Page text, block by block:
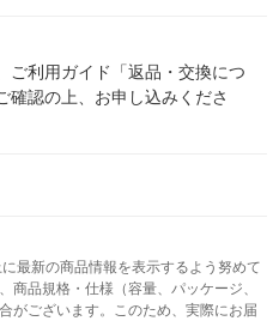
ご利用ガイド「返品・交換につ
確認の上、お申し込みくださ
最新の商品情報を表示するよう努めて
商品規格・仕様（容量、パッケージ、
がございます。このため、実際にお届